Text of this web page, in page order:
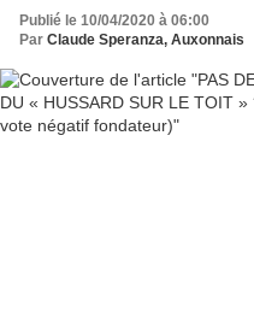
Publié le 10/04/2020 à 06:00
Par Claude Speranza, Auxonnais